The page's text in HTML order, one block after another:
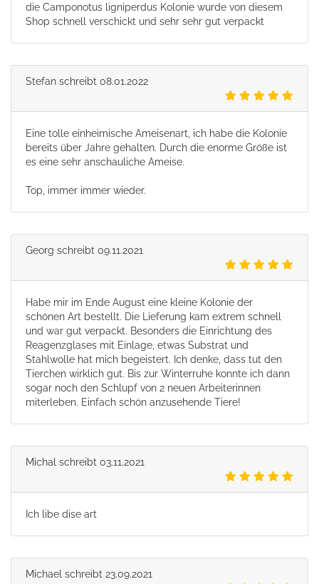
die Camponotus ligniperdus Kolonie wurde von diesem
Shop schnell verschickt und sehr sehr gut verpackt
Stefan schreibt 08.01.2022
Eine tolle einheimische Ameisenart, ich habe die Kolonie
bereits über Jahre gehalten. Durch die enorme Größe ist
es eine sehr anschauliche Ameise.
Top, immer immer wieder.
Georg schreibt 09.11.2021
Habe mir im Ende August eine kleine Kolonie der
schönen Art bestellt. Die Lieferung kam extrem schnell
und war gut verpackt. Besonders die Einrichtung des
Reagenzglases mit Einlage, etwas Substrat und
Stahlwolle hat mich begeistert. Ich denke, dass tut den
Tierchen wirklich gut. Bis zur Winterruhe konnte ich dann
sogar noch den Schlupf von 2 neuen Arbeiterinnen
miterleben. Einfach schön anzusehende Tiere!
Michal schreibt 03.11.2021
Ich libe dise art
Michael schreibt 23.09.2021